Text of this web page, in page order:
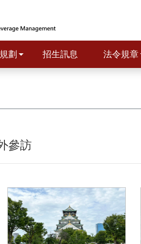
劃 招生訊息 法令規章
參訪